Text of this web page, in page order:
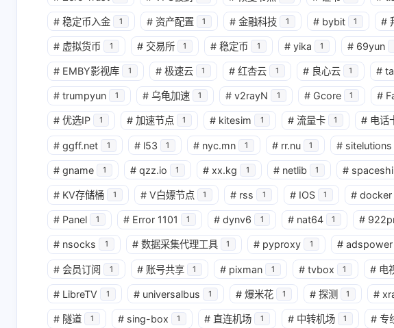
# 稳定币入金 1 # 资产配置 1 # 金融科技 1 # bybit 1 #
# 虚拟货币 1 # 交易所 1 # 稳定币 1 # yika 1 # 69yun
# EMBY影视库 1 # 极速云 1 # 红杏云 1 # 良心云 1 #
# trumpyun 1 # 乌龟加速 1 # v2rayN 1 # Gcore 1 #
# 优选IP 1 # 加速节点 1 # kitesim 1 # 流量卡 1 # 电话
# ggff.net 1 # l53 1 # nyc.mn 1 # rr.nu 1 # sitelutions
# gname 1 # qzz.io 1 # xx.kg 1 # netlib 1 #
# KV存储桶 1 # V白嫖节点 1 # rss 1 # IOS 1 # docker
# Panel 1 # Error 1101 1 # dynv6 1 # nat64 1 #
# nsocks 1 # 数据采集代理工具 1 # pyproxy 1 # adspower
# 会员订阅 1 # 账号共享 1 # pixman 1 # tvbox 1 # 电
# LibreTV 1 # universalbus 1 # 爆米花 1 # 探测 1 #
# 隧道 1 # sing-box 1 # 直连机场 1 # 中转机场 1 # 专